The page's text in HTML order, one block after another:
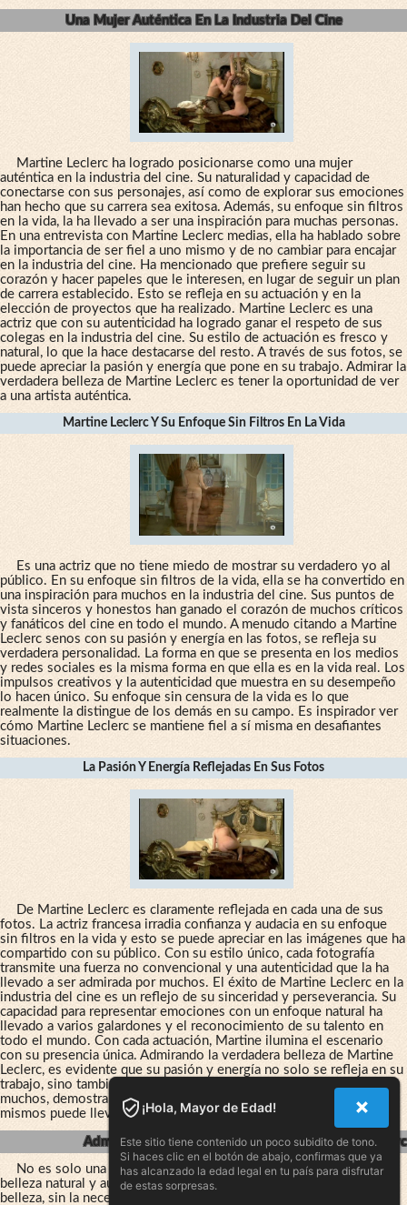
Una Mujer Auténtica En La Industria Del Cine
Martine Leclerc ha logrado posicionarse como una mujer
auténtica en la industria del cine. Su naturalidad y capacidad de
conectarse con sus personajes, así como de explorar sus emociones
han hecho que su carrera sea exitosa. Además, su enfoque sin filtros
en la vida, la ha llevado a ser una inspiración para muchas personas.
En una entrevista con Martine Leclerc medias, ella ha hablado sobre
la importancia de ser fiel a uno mismo y de no cambiar para encajar
en la industria del cine. Ha mencionado que prefiere seguir su
corazón y hacer papeles que le interesen, en lugar de seguir un plan
de carrera establecido. Esto se refleja en su actuación y en la
elección de proyectos que ha realizado. Martine Leclerc es una
actriz que con su autenticidad ha logrado ganar el respeto de sus
colegas en la industria del cine. Su estilo de actuación es fresco y
natural, lo que la hace destacarse del resto. A través de sus fotos, se
puede apreciar la pasión y energía que pone en su trabajo. Admirar la
verdadera belleza de Martine Leclerc es tener la oportunidad de ver
a una artista auténtica.
Martine Leclerc Y Su Enfoque Sin Filtros En La Vida
Es una actriz que no tiene miedo de mostrar su verdadero yo al
público. En su enfoque sin filtros de la vida, ella se ha convertido en
una inspiración para muchos en la industria del cine. Sus puntos de
vista sinceros y honestos han ganado el corazón de muchos críticos
y fanáticos del cine en todo el mundo. A menudo citando a Martine
Leclerc senos con su pasión y energía en las fotos, se refleja su
verdadera personalidad. La forma en que se presenta en los medios
y redes sociales es la misma forma en que ella es en la vida real. Los
impulsos creativos y la autenticidad que muestra en su desempeño
lo hacen único. Su enfoque sin censura de la vida es lo que
realmente la distingue de los demás en su campo. Es inspirador ver
cómo Martine Leclerc se mantiene fiel a sí misma en desafiantes
situaciones.
La Pasión Y Energía Reflejadas En Sus Fotos
De Martine Leclerc es claramente reflejada en cada una de sus
fotos. La actriz francesa irradia confianza y audacia en su enfoque
sin filtros en la vida y esto se puede apreciar en las imágenes que ha
compartido con su público. Con su estilo único, cada fotografía
transmite una fuerza no convencional y una autenticidad que la ha
llevado a ser admirada por muchos. El éxito de Martine Leclerc en la
industria del cine es un reflejo de su sinceridad y perseverancia. Su
capacidad para representar emociones con un enfoque natural ha
llevado a varios galardones y el reconocimiento de su talento en
todo el mundo. Con cada actuación, Martine ilumina el escenario
con su presencia única. Admirando la verdadera belleza de Martine
Leclerc, es evidente que su pasión y energía no solo se refleja en su
trabajo, sino también en su vida cotidiana. Ella es un modelo para
muchos, demostrando cómo ser auténticos y fieles a nosotros
mismos puede llevarnos al éxito en todos los aspectos de la vida.
Admirando La Verdadera Belleza De Martine Leclerc
No es solo una actriz talentosa, sino también una mujer de
belleza natural y auténtica. Sus fotos sinceras reflejan su verdadera
belleza, sin la necesidad de filtros o ediciones excesivas. Admirarla
¡Hola, Mayor de Edad!
Este sitio tiene contenido un poco subidito de tono.
Si haces clic en el botón de abajo, confirmas que ya
has alcanzado la edad legal en tu país para disfrutar
de estas sorpresas.